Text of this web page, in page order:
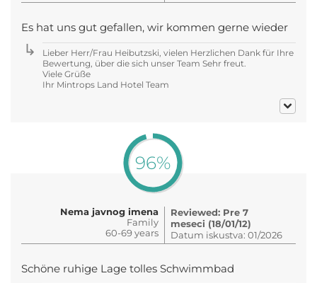
Es hat uns gut gefallen, wir kommen gerne wieder
Lieber Herr/Frau Heibutzski, vielen Herzlichen Dank für Ihre
Bewertung, über die sich unser Team Sehr freut.
Viele Grüße
Ihr Mintrops Land Hotel Team
96%
Nema javnog imena
Family
60-69 years
Reviewed: Pre 7
meseci (18/01/12)
Datum iskustva: 01/2026
Schöne ruhige Lage tolles Schwimmbad